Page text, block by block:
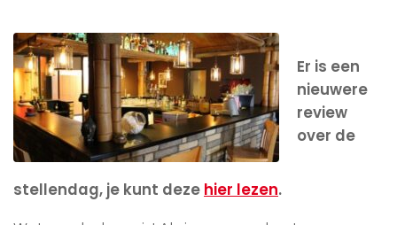
Er is een
nieuwere
review
over de
stellendag, je kunt deze hier lezen.